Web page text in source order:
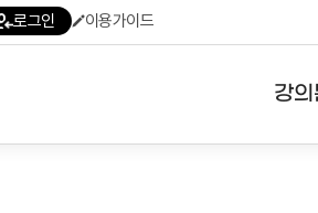
로그인 이용가이드
강